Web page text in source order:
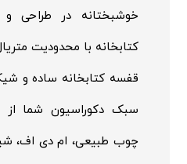
خوشبختانه در طراحی و
کتابخانه با محدودیت
قفسه کتابخانه ساده و
سبک دکوراسیون شما از
چوب طبیعی، ام دی اف،